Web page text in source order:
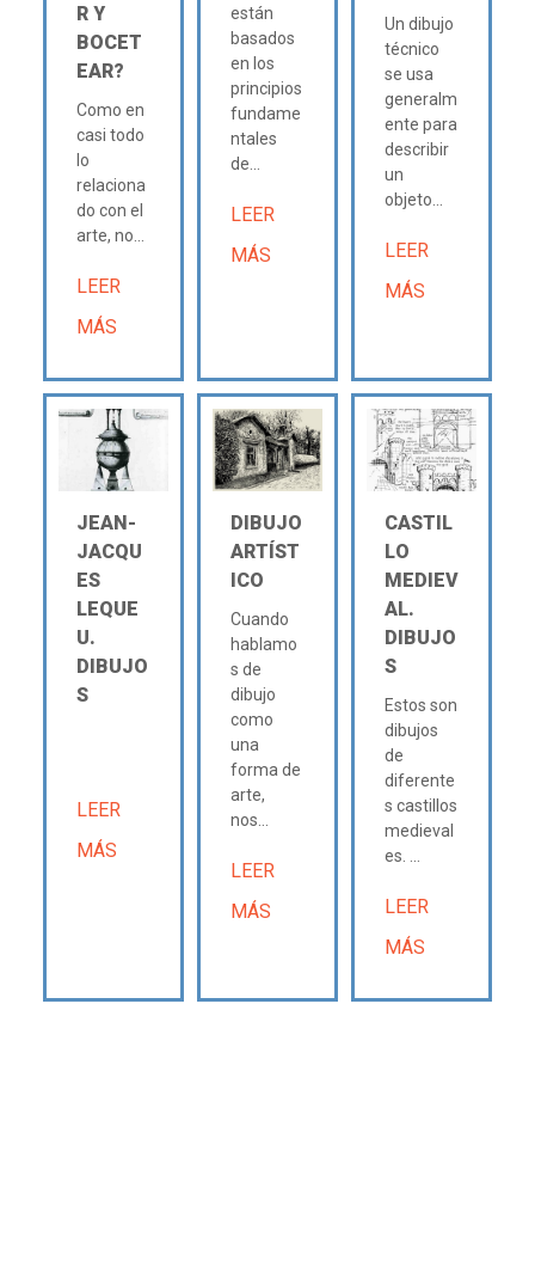
R Y
BOCET
EAR?
Como en
casi todo
lo
relaciona
do con el
arte, no...
LEER
MÁS
están
basados
en los
principios
fundame
ntales
de...
LEER
MÁS
Un dibujo
técnico
se usa
generalm
ente para
describir
un
objeto...
LEER
MÁS
JEAN-
JACQU
ES
LEQUE
U.
DIBUJO
S
LEER
MÁS
DIBUJO
ARTÍST
ICO
Cuando
hablamo
s de
dibujo
como
una
forma de
arte,
nos...
LEER
MÁS
CASTIL
LO
MEDIEV
AL.
DIBUJO
S
Estos son
dibujos
de
diferente
s castillos
medieval
es. ...
LEER
MÁS